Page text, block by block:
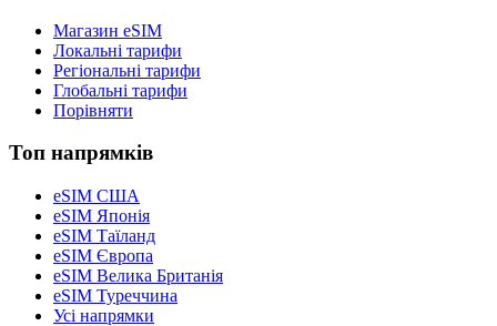
Магазин eSIM
Локальні тарифи
Регіональні тарифи
Глобальні тарифи
Порівняти
Топ напрямків
eSIM США
eSIM Японія
eSIM Таїланд
eSIM Європа
eSIM Велика Британія
eSIM Туреччина
Усі напрямки